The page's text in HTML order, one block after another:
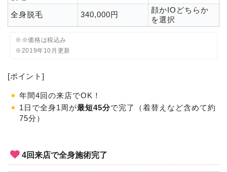
全身脱毛 340,000円
顔かIOどちらか
を選択
※※価格は税込み
※2019年10月更新
[ポイント]
年間4回の来店でOK！
1日で全身1周が最短45分で完了（着替えなど含めて約
75分）
4回来店で全身施術完了